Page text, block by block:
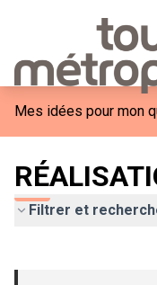
Mes idées pour mon
Filtrer et